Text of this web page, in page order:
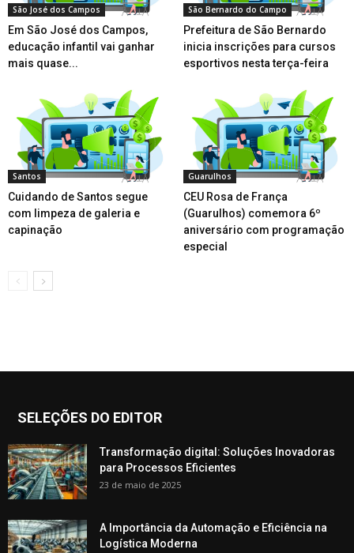
São José dos Campos
Em São José dos Campos,
educação infantil vai ganhar
mais quase...
São Bernardo do Campo
Prefeitura de São Bernardo
inicia inscrições para cursos
esportivos nesta terça-feira
Santos
Cuidando de Santos segue
com limpeza de galeria e
capinação
Guarulhos
CEU Rosa de França
(Guarulhos) comemora 6º
aniversário com programação
especial
SELEÇÕES DO EDITOR
Transformação digital: Soluções Inovadoras
para Processos Eficientes
23 de maio de 2025
A Importância da Automação e Eficiência na
Logística Moderna